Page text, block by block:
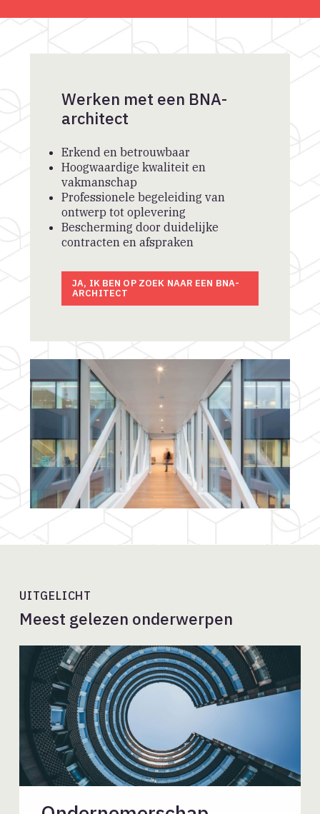
Werken met een BNA-
architect
Erkend en betrouwbaar
Hoogwaardige kwaliteit en
vakmanschap
Professionele begeleiding van
ontwerp tot oplevering
Bescherming door duidelijke
contracten en afspraken
JA, IK BEN OP ZOEK NAAR EEN BNA-
ARCHITECT
UITGELICHT
Meest gelezen onderwerpen